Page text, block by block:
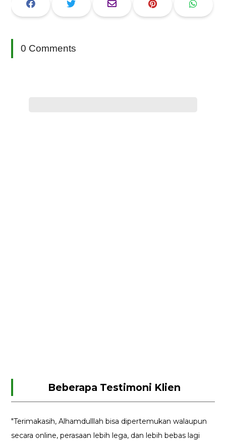
0 Comments
Beberapa Testimoni Klien
"Terimakasih, Alhamdulllah bisa dipertemukan walaupun
secara online, perasaan lebih lega, dan lebih bebas lagi